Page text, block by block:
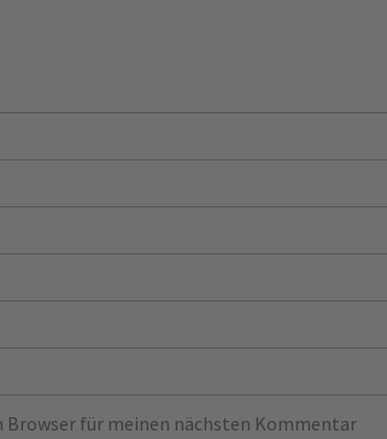
Browser für meinen nächsten Kommentar